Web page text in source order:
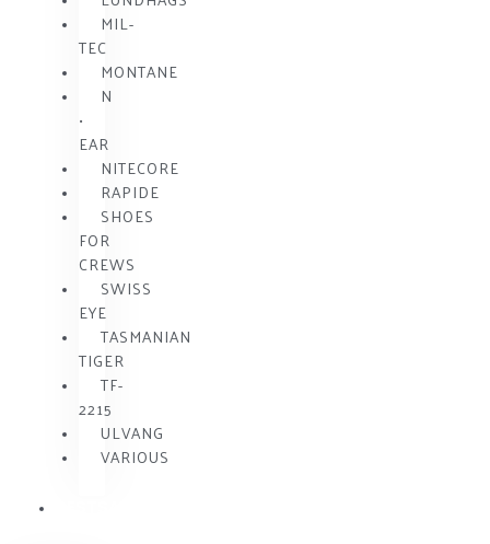
MIL-
TEC
MONTANE
N
•
EAR
NITECORE
RAPIDE
SHOES
FOR
CREWS
SWISS
EYE
TASMANIAN
TIGER
TF-
2215
ULVANG
VARIOUS